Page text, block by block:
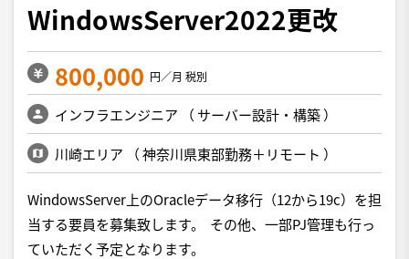
WindowsServer2022更改
800,000 円／月 税別
インフラエンジニア （ サーバー設計・構築）
川崎エリア （神奈川県東部勤務＋リモート ）
WindowsServer上のOracleデータ移行（12から19c）を担
当する要員を募集致します。 その他、一部PJ管理も行っ
ていただく予定となります。